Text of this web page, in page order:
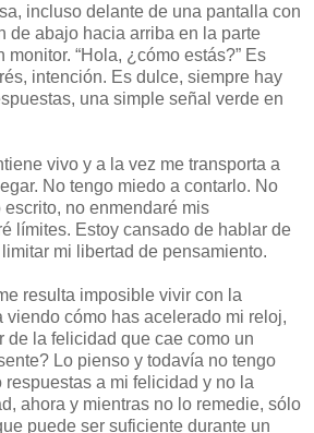
incluso delante de una pantalla con
de abajo hacia arriba en la parte
monitor. “Hola, ¿cómo estás?” Es
intención. Es dulce, siempre hay
una simple señal verde en
vivo y a la vez me transporta a
No tengo miedo a contarlo. No
no enmendaré mis
límites. Estoy cansado de hablar de
mi libertad de pensamiento.
resulta imposible vivir con la
viendo cómo has acelerado mi reloj,
de la felicidad que cae como un
Lo pienso y todavía no tengo
respuestas a mi felicidad y no la
ahora y mientras no lo remedie, sólo
puede ser suficiente durante un